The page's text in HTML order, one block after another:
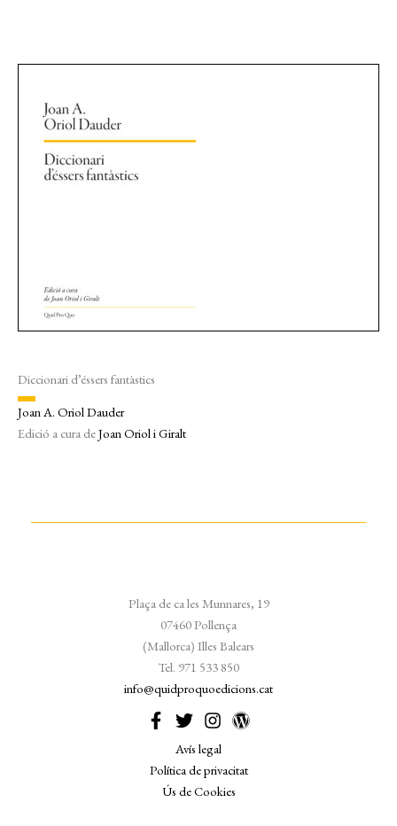
Diccionari d’éssers fantàstics
Joan A. Oriol Dauder
Edició a cura deJoan Oriol i Giralt
Plaça de ca les Munnares, 19
07460 Pollença
(Mallorca) Illes Balears
Tel. 971 533 850
info@quidproquoedicions.cat
Avís legal
Política de privacitat
Ús de Cookies